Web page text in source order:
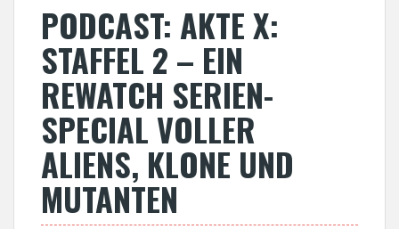
PODCAST: AKTE X:
STAFFEL 2 – EIN
REWATCH SERIEN-
SPECIAL VOLLER
ALIENS, KLONE UND
MUTANTEN